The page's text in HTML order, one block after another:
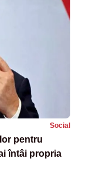
Social
pentru
întâi propria